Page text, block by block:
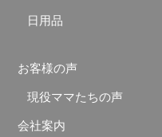
日用品
お客様の声
現役ママたちの声
会社案内